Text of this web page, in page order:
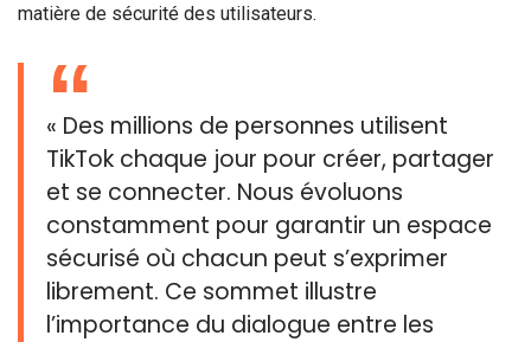
matière de sécurité des utilisateurs.
« Des millions de personnes utilisent
TikTok chaque jour pour créer, partager
et se connecter. Nous évoluons
constamment pour garantir un espace
sécurisé où chacun peut s’exprimer
librement. Ce sommet illustre
l’importance du dialogue entre les